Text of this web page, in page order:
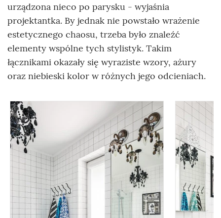
urządzona nieco po parysku - wyjaśnia
projektantka. By jednak nie powstało wrażenie
estetycznego chaosu, trzeba było znaleźć
elementy wspólne tych stylistyk. Takim
łącznikami okazały się wyraziste wzory, ażury
oraz niebieski kolor w różnych jego odcieniach.